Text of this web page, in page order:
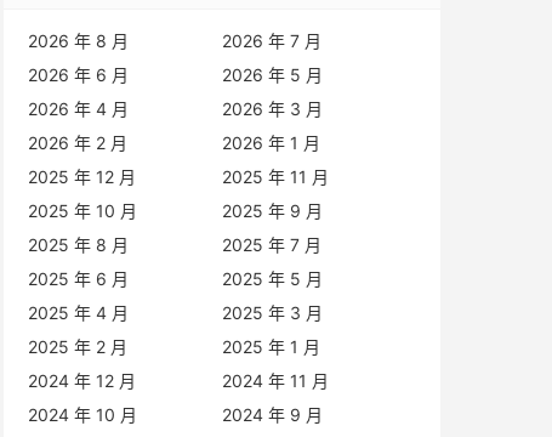
2026 年 8 月
2026 年 7 月
2026 年 6 月
2026 年 5 月
2026 年 4 月
2026 年 3 月
2026 年 2 月
2026 年 1 月
2025 年 12 月
2025 年 11 月
2025 年 10 月
2025 年 9 月
2025 年 8 月
2025 年 7 月
2025 年 6 月
2025 年 5 月
2025 年 4 月
2025 年 3 月
2025 年 2 月
2025 年 1 月
2024 年 12 月
2024 年 11 月
2024 年 10 月
2024 年 9 月